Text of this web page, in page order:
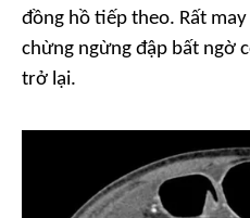
đồng hồ tiếp theo. Rất
chừng ngừng đập bất ngờ
trở lại.